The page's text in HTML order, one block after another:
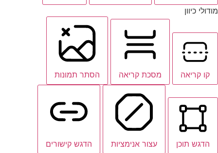
מודולי כיוון
קו קריאה מסכת קריאה הסתר תמונות
הדגש תוכן עצור אנימציות הדגש קישורים